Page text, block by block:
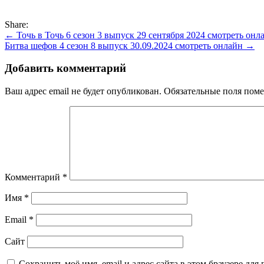
Share:
Навигация
по
записям
← Точь в Точь 6 сезон 3 выпуск 29 сентября 2024 смотреть
Битва шефов 4 сезон 8 выпуск 30.09.2024 смотреть онлайн →
Добавить комментарий
Ваш адрес email не будет опубликован. Обязательные поля
Комментарий *
Имя *
Email *
Сайт